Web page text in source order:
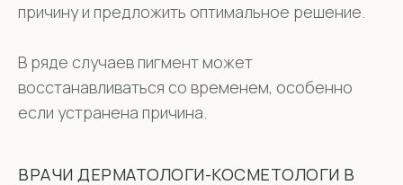
причину и предложить оптимальное решение.
В ряде случаев пигмент может
восстанавливаться со временем, особенно
если устранена причина.
ВРАЧИ ДЕРМАТОЛОГИ-КОСМЕТОЛОГИ В